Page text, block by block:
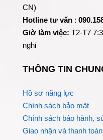
CN)
Hotline tư vấn :
Giờ làm việc: T2-T7
nghỉ
THÔNG TIN
Hồ sơ năng lực
Chính sách bảo mật
Chính sách bảo hành,
Giao nhận và thanh toán